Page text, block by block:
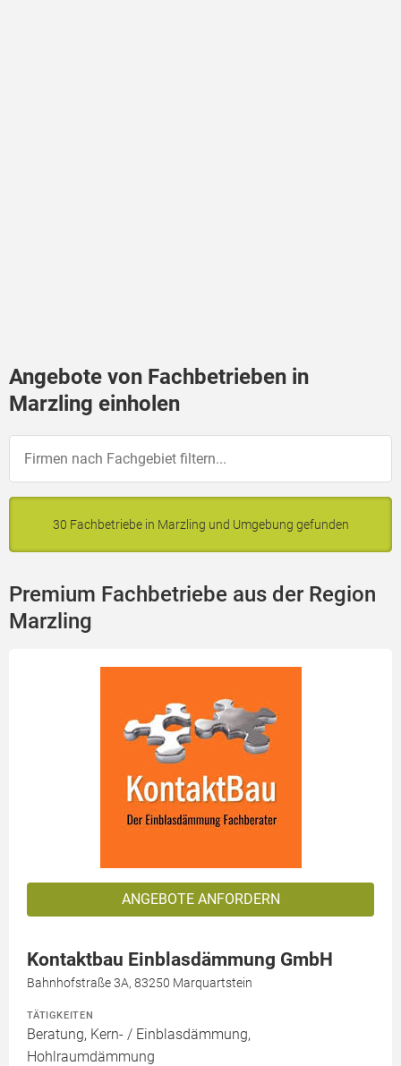
Angebote von Fachbetrieben in
Marzling einholen
30 Fachbetriebe in Marzling und Umgebung gefunden
Premium Fachbetriebe aus der Region
Marzling
ANGEBOTE ANFORDERN
Kontaktbau Einblasdämmung GmbH
Bahnhofstraße 3A, 83250 Marquartstein
TÄTIGKEITEN
Beratung, Kern- / Einblasdämmung,
Hohlraumdämmung